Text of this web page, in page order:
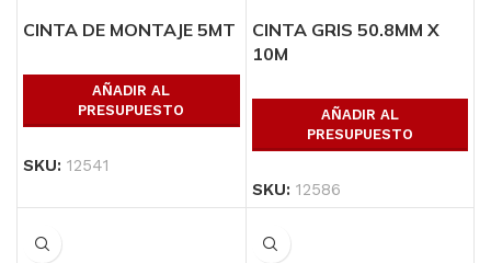
CINTA DE MONTAJE 5MT
AÑADIR AL
PRESUPUESTO
SKU: 12541
CINTA GRIS 50.8MM X
10M
AÑADIR AL
PRESUPUESTO
SKU: 12586